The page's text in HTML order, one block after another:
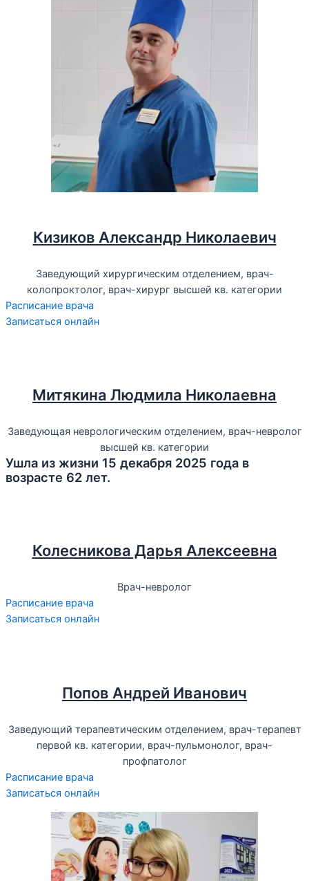
Кизиков Александр Николаевич
Заведующий хирургическим отделением, врач-
колопроктолог, врач-хирург высшей кв. категории
Расписание врача
Записаться онлайн
Митякина Людмила Николаевна
Заведующая неврологическим отделением, врач-невролог
высшей кв. категории
Ушла из жизни 15 декабря 2025 года в
возрасте 62 лет.
Колесникова Дарья Алексеевна
Врач-невролог
Расписание врача
Записаться онлайн
Попов Андрей Иванович
Заведующий терапевтическим отделением, врач-терапевт
первой кв. категории, врач-пульмонолог, врач-
профпатолог
Расписание врача
Записаться онлайн